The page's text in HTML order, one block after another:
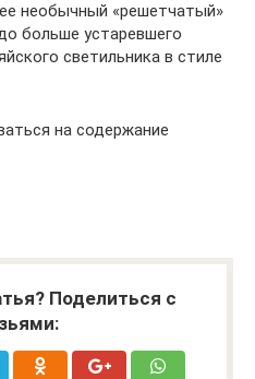
необычный «решетчатый»
больше устаревшего
светильника в стиле
на содержание
Поделиться с